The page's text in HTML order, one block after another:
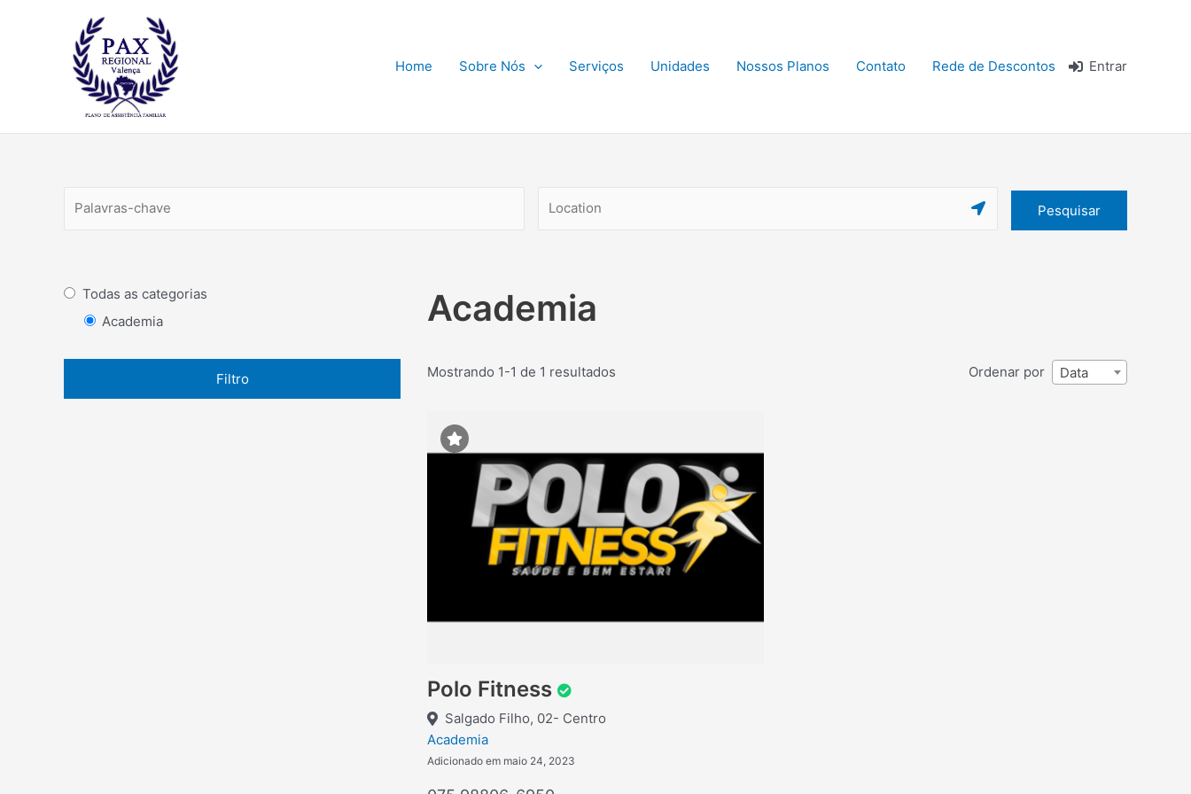
Home Sobre Nós Serviços Unidades Nossos Planos Contato Rede de Descontos Entrar
Pesquisar
Todas as categorias
Academia
Filtro
Academia
Mostrando 1-1 de 1 resultados Ordenar por Data
Polo Fitness
Salgado Filho, 02- Centro
Academia
Adicionado em maio 24, 2023